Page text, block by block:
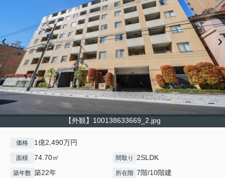
【外観】100138633669_2.jpg
価格 1億2,490万円
面積 74.70㎡ 間取り 2SLDK
築年数 築22年 所在階 7階/10階建